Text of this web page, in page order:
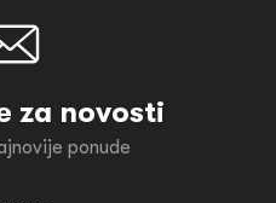
za novosti
ponude